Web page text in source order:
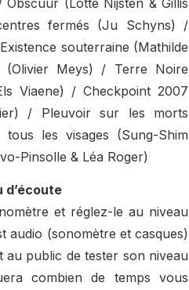
fermés (Ju Schyns) /
souterraine (Mathilde
Meys) / Terre Noire
Viaene) / Checkpoint 2007
/ Pleuvoir sur les morts
les visages (Sung-Shim
Pinsolle & Léa Roger)
d’écoute
et réglez-le au niveau
audio (sonomètre et casques)
au public de tester son niveau
combien de temps vous